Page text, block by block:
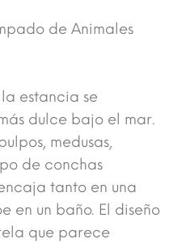
de Animales
estancia se
dulce bajo el mar.
medusas,
de conchas
tanto en una
en un baño. El diseño
que parece